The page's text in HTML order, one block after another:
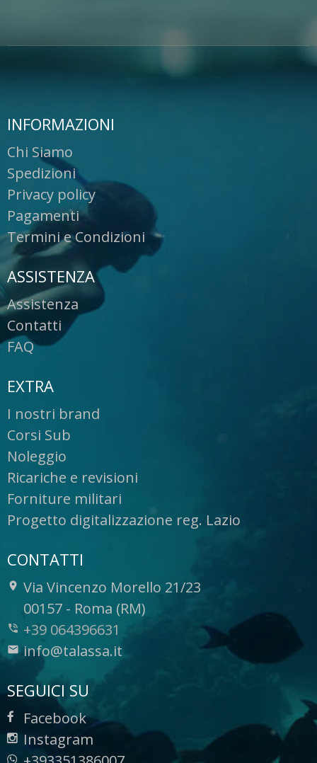
INFORMAZIONI
Chi Siamo
Spedizioni
Privacy policy
Pagamenti
Termini e Condizioni
ASSISTENZA
Assistenza
Contatti
FAQ
EXTRA
I nostri brand
Corsi Sub
Noleggio
Ricariche e revisioni
Forniture militari
Progetto digitalizzazione reg. Lazio
CONTATTI
Via Vincenzo Morello 21/23
-
00157 - Roma (RM)
+39 064396631
info@talassa.it
SEGUICI SU
Facebook
Instagram